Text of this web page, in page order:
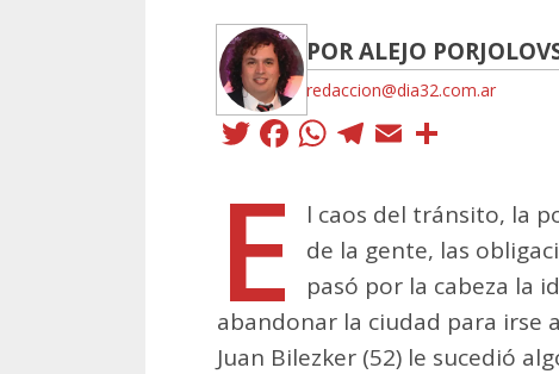
POR ALEJO
redaccion@dia32.com.ar
Twitter
Facebook
WhatsApp
Telegram
Email
E
l caos del tránsito, la
de la gente, las
pasó por la cabeza la
abandonar la ciudad para irse
Juan Bilezker (52) le sucedió